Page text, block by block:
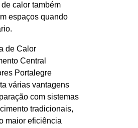
de calor também
espaços quando
de Calor
Central
Portalegre
várias vantagens
com sistemas
tradicionais,
maior eficiência